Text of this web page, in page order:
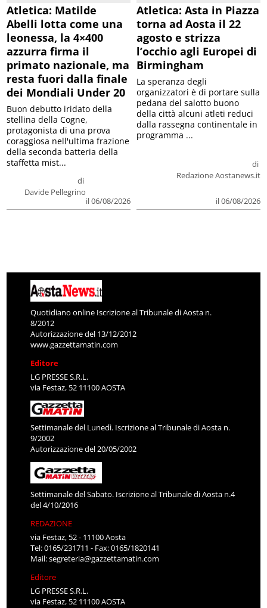
Atletica: Matilde
Abelli lotta come una
leonessa, la 4×400
azzurra firma il
primato nazionale, ma
resta fuori dalla finale
dei Mondiali Under 20
di
Davide Pellegrino
il 06/08/2026
Buon debutto iridato della
stellina della Cogne,
protagonista di una prova
coraggiosa nell'ultima frazione
della seconda batteria della
staffetta mist...
Atletica: Asta in Piazza
torna ad Aosta il 22
agosto e strizza
l’occhio agli Europei di
Birmingham
di
Redazione Aostanews.it
il 06/08/2026
La speranza degli
organizzatori è di portare sulla
pedana del salotto buono
della città alcuni atleti reduci
dalla rassegna continentale in
programma ...
Quotidiano online Iscrizione al Tribunale di Aosta n.
8/2012
Autorizzazione del 13/12/2012
www.gazzettamatin.com
Editore
LG PRESSE S.R.L.
via Festaz, 52 11100 AOSTA
Settimanale del Lunedì. Iscrizione al Tribunale di Aosta n.
9/2002
Autorizzazione del 20/05/2002
Settimanale del Sabato. Iscrizione al Tribunale di Aosta n.4
del 4/10/2016
REDAZIONE
via Festaz, 52 - 11100 Aosta
Tel: 0165/231711 - Fax: 0165/1820141
Mail:segreteria@gazzettamatin.com
Editore
LG PRESSE S.R.L.
via Festaz, 52 11100 AOSTA